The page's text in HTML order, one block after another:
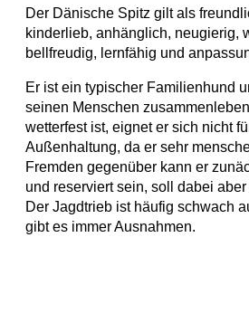
Der Dänische Spitz gilt als
kinderlieb, anhänglich, neugierig,
bellfreudig, lernfähig und
Er ist ein typischer Familienhund
seinen Menschen
wetterfest ist, eignet er sich nicht
Außenhaltung, da er sehr
Fremden gegenüber kann er
und reserviert sein, soll dabei
Der Jagdtrieb ist häufig schwach
gibt es immer Ausnahmen.